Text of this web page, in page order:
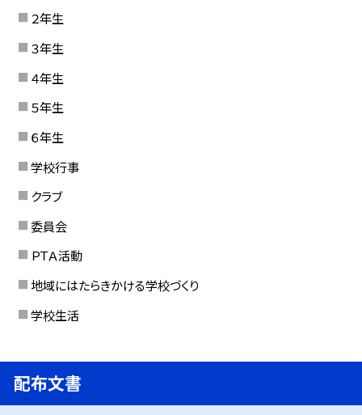
２年生
３年生
４年生
５年生
６年生
学校行事
クラブ
委員会
ＰＴＡ活動
地域にはたらきかける学校づくり
学校生活
配布文書